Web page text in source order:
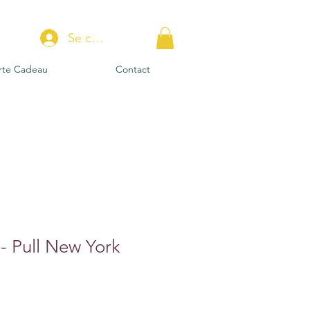
Se connecter
Cadeau Contact
Pull New York